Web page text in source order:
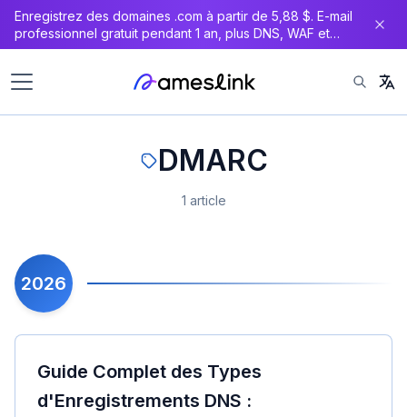
Enregistrez des domaines .com à partir de 5,88 $. E-mail
professionnel gratuit pendant 1 an, plus DNS, WAF et
certificat SSL gratuits.
DMARC
1 article
2026
Guide Complet des Types
d'Enregistrements DNS :